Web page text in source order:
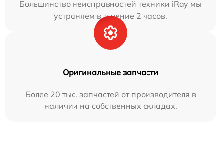
Большинство неисправностей техники iRay мы
устраняем в течение 2 часов.
Оригинальные запчасти
Более 20 тыс. запчастей от производителя в
наличии на собственных складах.